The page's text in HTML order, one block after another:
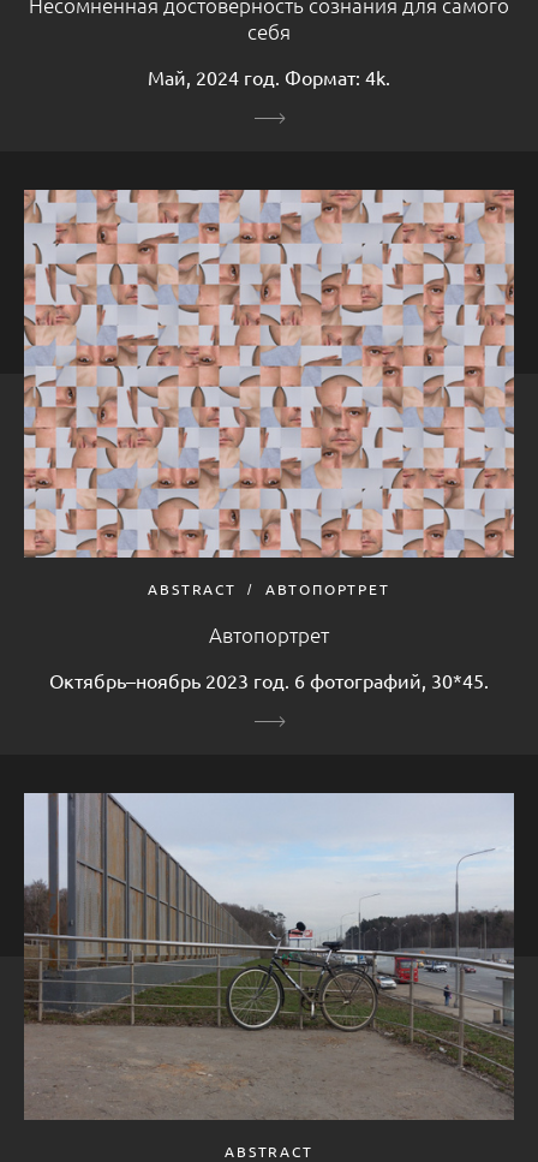
себя
Май, 2024 год. Формат: 4k.
ABSTRACT АВТОПОРТРЕТ
Автопортрет
Октябрь–ноябрь 2023 год. 6 фотографий, 30*45.
ABSTRACT